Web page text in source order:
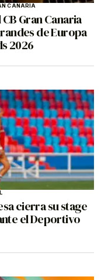
CANARIA
Gran Canaria
de Europa
2026
cierra su stage
el Deportivo